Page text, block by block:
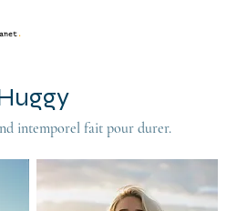
.
intemporel fait pour durer.